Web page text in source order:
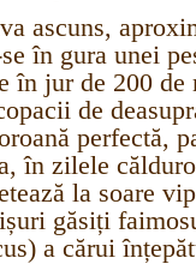
ascuns,
în gura unei
în jur de 200
de
perfectă,
în zilele
la soare
găsiți
a cărui